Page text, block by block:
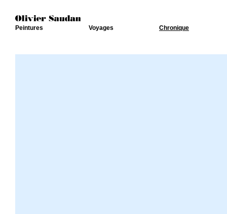
Peintures Voyages Chronique